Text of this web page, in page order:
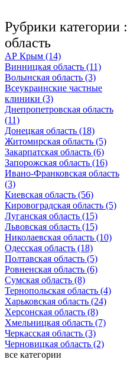
Рубрики категории :
область
АР Крым (14)
Винницкая область (11)
Волынская область (3)
Всеукраинские частные
клиники (3)
Днепропетровская область
(11)
Донецкая область (18)
Житомирская область (5)
Закарпатская область (6)
Запорожская область (16)
Ивано-Франковская область
(3)
Киевская область (56)
Кировоградская область (5)
Луганская область (15)
Львовская область (15)
Николаевская область (10)
Одесская область (18)
Полтавская область (5)
Ровненская область (6)
Сумская область (8)
Тернопольская область (4)
Харьковская область (24)
Херсонская область (8)
Хмельницкая область (7)
Черкасская область (3)
Черновицкая область (2)
все категории